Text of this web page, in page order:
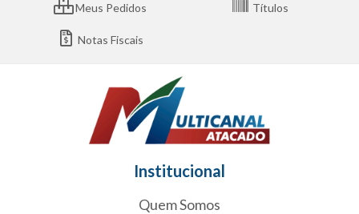
Meus Pedidos Títulos
Notas Fiscais
Institucional
Quem Somos